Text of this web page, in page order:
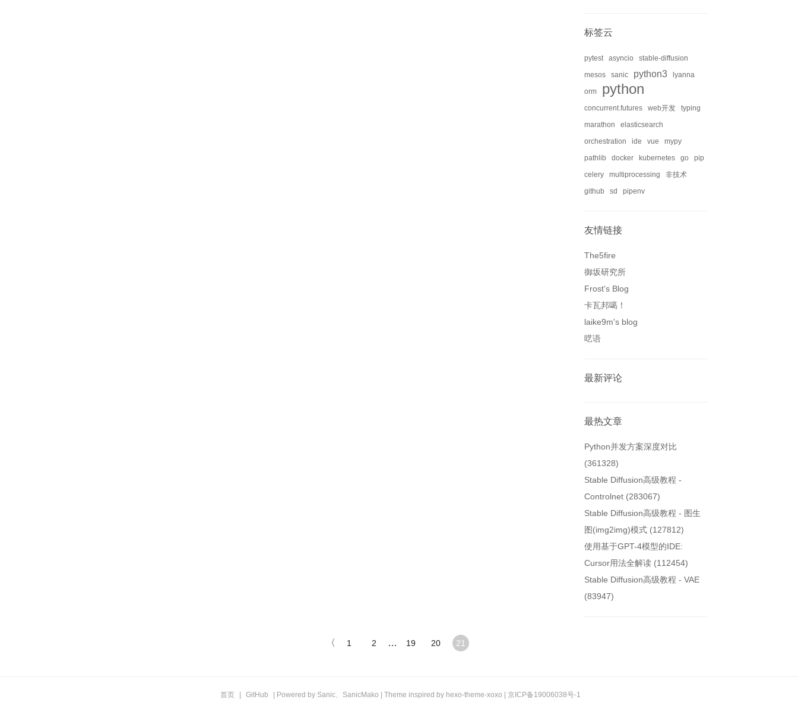
标签云
pytest asyncio
stable-diffusion
mesos
sanic python3
lyanna
orm
python
concurrent.futures web开发
typing
marathon
elasticsearch
orchestration
ide vue
mypy
pathlib
docker kubernetes go
pip
celery
multiprocessing
非技术
github
sd pipenv
友情链接
The5fire
御坂研究所
Frost's Blog
卡瓦邦噶！
laike9m's blog
呓语
最新评论
最热文章
Python并发方案深度对比
(361328)
Stable Diffusion高级教程 -
Controlnet (283067)
Stable Diffusion高级教程 - 图生
图(img2img)模式 (127812)
使用基于GPT-4模型的IDE:
Cursor用法全解读 (112454)
Stable Diffusion高级教程 - VAE
(83947)
〈 1 2 … 19 20 21
首页 GitHub | Powered by Sanic、 SanicMako | Theme inspired by hexo-theme-xoxo 京ICP备19006038号-1